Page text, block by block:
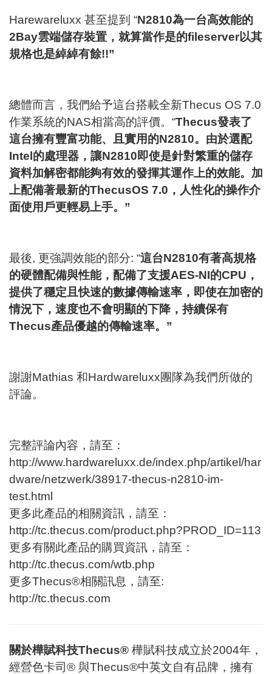
Harewareluxx 甚至提到 “N2810為一台高效能的
2Bay雲端儲存裝置，就算當作是的fileserver以其
規格也是綽綽有餘!!”
總體而言，我們給予這台搭載全新Thecus OS 7.0
作業系統的NAS相當高的評價。“Thecus發表了
這台擁有豐富功能、且實用的N2810。由於選配
Intel 的處理器 ， 讓N2810即使是針對繁重的儲存
資料加解密都能夠有效的發揮其運作上的效能。加
上配備著最新的ThecusOS 7.0 ， 人性化的操作介
面使用戶更輕易上手。 ”
最後, 更強調效能的部分: “這台N2810有著高規格
的硬體配備與性能， 配備了支援AES-NI的CPU ，
提供了穩定且快速的數據傳輸速率，即使在加密的
情況下，速度也不會明顯的下降，持續保有
Thecus產品優越的傳輸速率。 ”
謝謝Mathias 和Hardwareluxx團隊為我們所做的
評論。
完整評論內容，請至：
http://www.hardwareluxx.de/index.php/artikel/har
dware/netzwerk/38917-thecus-n2810-im-
test.html
更多此產品的相關資訊 ， 請至 ：
http://tc.thecus.com/product.php?PROD_ID=113
更多有關此產品的購買資訊 ， 請至 ：
http://tc.thecus.com/wtb.php
更多Thecus®相關訊息，請至:
http://tc.thecus.com
關於樺賦科技Thecus® 樺賦科技成立於2004年，
經營色卡司® 與Thecus®中英文自有品牌，擁有